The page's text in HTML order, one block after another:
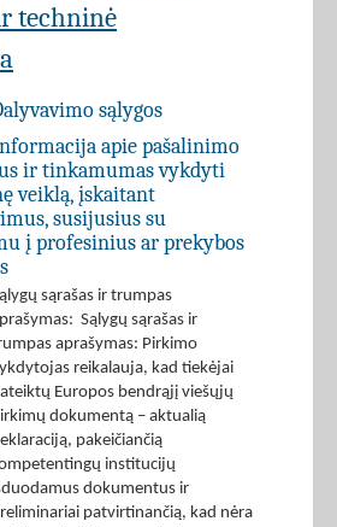
techninė
sąlygos
apie pašalinimo
ir tinkamumas vykdyti
veiklą, įskaitant
susijusius su
į profesinius ar prekybos
sąrašas ir trumpas
Sąlygų sąrašas ir
aprašymas: Pirkimo
reikalauja, kad tiekėjai
Europos bendrąjį viešųjų
dokumentą – aktualią
pakeičiančią
institucijų
dokumentus ir
patvirtinančią, kad nėra